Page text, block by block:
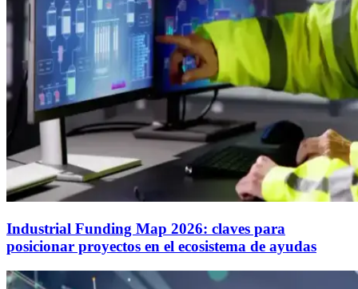
Industrial Funding Map 2026: claves para
posicionar proyectos en el ecosistema de ayudas